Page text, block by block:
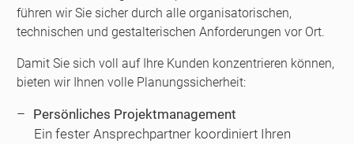
führen wir Sie sicher durch alle organisatorischen,
technischen und gestalterischen Anforderungen vor Ort.
Damit Sie sich voll auf Ihre Kunden konzentrieren können,
bieten wir Ihnen volle Planungssicherheit:
Persönliches Projektmanagement
Ein fester Ansprechpartner koordiniert Ihren